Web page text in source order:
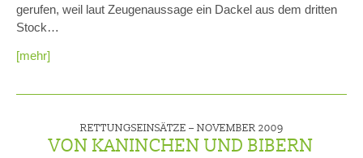
gerufen, weil laut Zeugenaussage ein Dackel aus dem dritten
Stock…
[mehr]
RETTUNGSEINSÄTZE – NOVEMBER 2009
VON KANINCHEN UND BIBERN